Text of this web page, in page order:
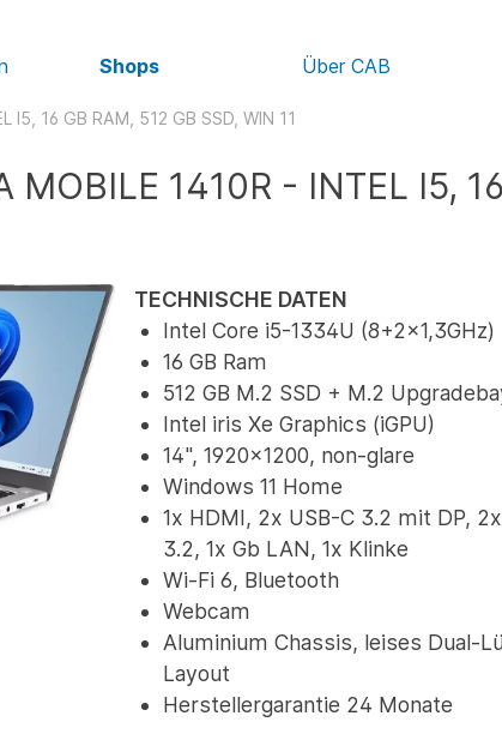
Shops Über CAB
I5, 16 GB RAM, 512 GB SSD, WIN 11
MOBILE 1410R - INTEL I5,
TECHNISCHE DATEN
Intel Core i5-1334U (8+2x1,3GHz)
16 GB Ram
512 GB M.2 SSD + M.2
Intel iris Xe Graphics (iGPU)
14", 1920x1200, non-glare
Windows 11 Home
1x HDMI, 2x USB-C 3.2 mit DP,
3.2, 1x Gb LAN, 1x Klinke
Wi-Fi 6, Bluetooth
Webcam
Aluminium Chassis, leises Dual-
Layout
Herstellergarantie 24 Monate